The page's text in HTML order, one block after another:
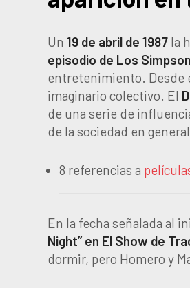
Un19 de abril de 1987 la
episodio de Los Simpson
entretenimiento. Desde
imaginario colectivo. El
de una serie de
de la sociedad en
8 referencias a
En la fecha señalada al
Night” en El Show de
dormir, pero Homero y